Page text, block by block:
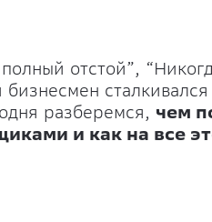
отстой”,
разберемся, чем
и как на все